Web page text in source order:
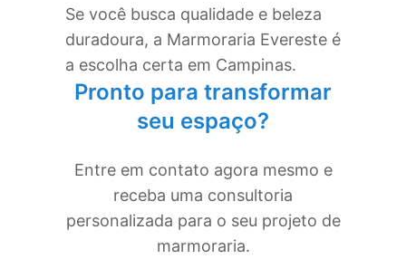
Se você busca qualidade e beleza
duradoura, a Marmoraria Evereste é
a escolha certa em Campinas.
Pronto para transformar
seu espaço?
Entre em contato agora mesmo e
receba uma consultoria
personalizada para o seu projeto de
marmoraria.